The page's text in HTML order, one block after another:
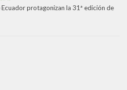
protagonizan la 31ª edición de